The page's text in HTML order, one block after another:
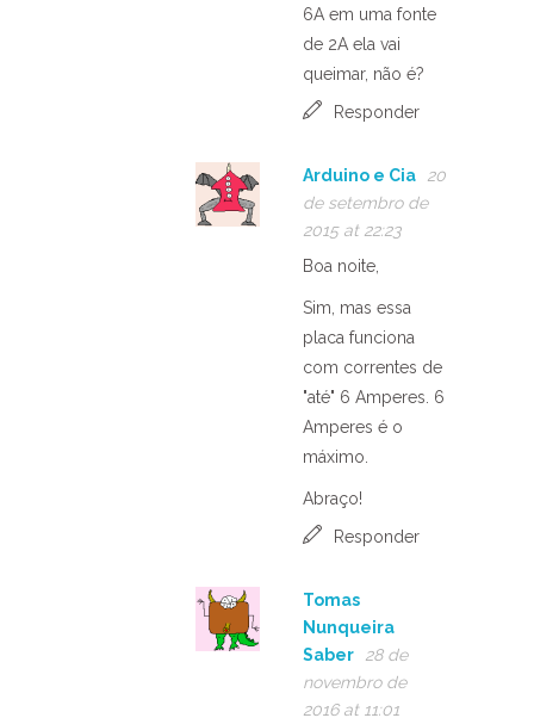
6A em uma fonte
de 2A ela vai
queimar, não é?
Responder
Arduino e Cia
20
de setembro de
2015 at 22:23
Boa noite,
Sim, mas essa
placa funciona
com correntes de
"até" 6 Amperes. 6
Amperes é o
máximo.
Abraço!
Responder
Tomas
Nunqueira
Saber
28 de
novembro de
2016 at 11:01